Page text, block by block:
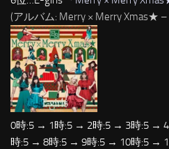
(アルバム: Merry × Merry Xmas★ –
0時:5 → 1時:5 → 2時:5 → 3時:5 →
時:5 → 8時:5 → 9時:5 → 10時:5 →